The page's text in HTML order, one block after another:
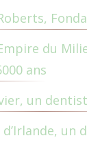
du
ans
un
un